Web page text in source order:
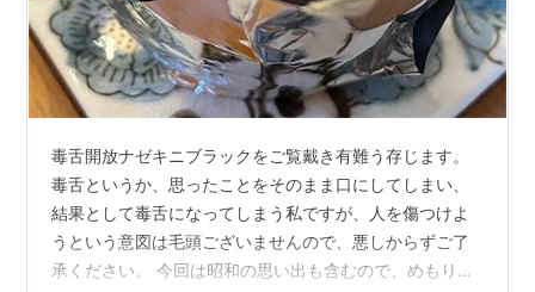
毒舌開放ナゼキニブラックをご覧戴き有難う存じます。
毒舌というか、思ったことをそのまま口にしてしまい、
結果として毒舌になってしまう私ですが、人を傷つけよ
うという意図は毛頭ございませんので、悪しからずご了
承ください。 今回は昭和の思い出も含むので、めもりぃ